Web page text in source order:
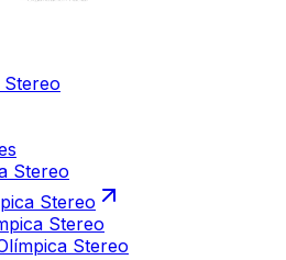
Stereo
Stereo
Stereo
Stereo
Stereo